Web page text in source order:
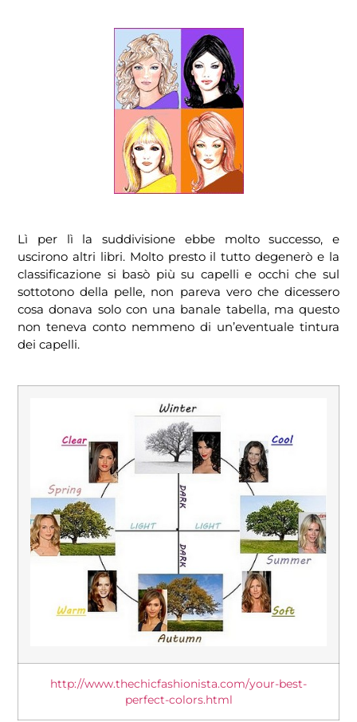
Lì per lì la suddivisione ebbe molto successo, e
uscirono altri libri. Molto presto il tutto degenerò e la
classificazione si basò più su capelli e occhi che sul
sottotono della pelle, non pareva vero che dicessero
cosa donava solo con una banale tabella, ma questo
non teneva conto nemmeno di un’eventuale tintura
dei capelli.
http://www.thechicfashionista.com/your-best-
perfect-colors.html